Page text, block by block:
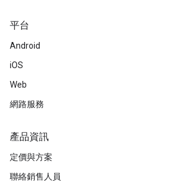
平台
Android
iOS
Web
網路服務
產品資訊
定價與方案
聯絡銷售人員